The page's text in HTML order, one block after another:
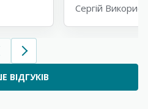
Сергій
ВІДГУКІВ